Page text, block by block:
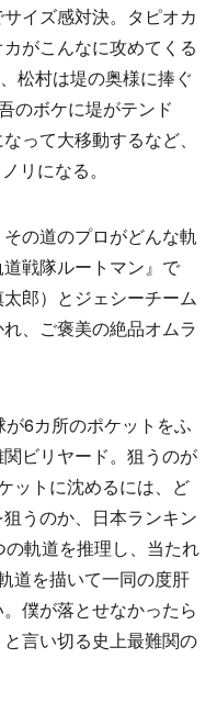
イズ感対決。タピオカ
がこんなに攻めてくる
松村は堤の奥様に捧ぐ
のボケに堤がテンド
って大移動するなど、
リになる。
の道のプロがどんな軌
戦隊ルートマン』で
郎）とジェシーチーム
、ご褒美の絶品オムラ
6カ所のポケットをふ
ビリヤード。狙うのが
ットに沈めるには、ど
うのか、日本ランキン
軌道を推理し、当たれ
道を描いて一同の度肝
僕が落とせなかったら
言い切る史上最難関の